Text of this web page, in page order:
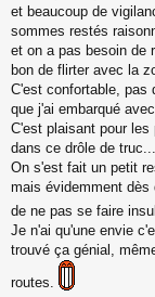
et beaucoup de
sommes restés
et on a pas besoin de
bon de flirter avec la
C'est confortable, pas
que j'ai embarqué
C'est plaisant pour
dans ce drôle de
On s'est fait un petit
mais évidemment dès
de ne pas se faire
Je n'ai qu'une envie
trouvé ça génial,
routes.